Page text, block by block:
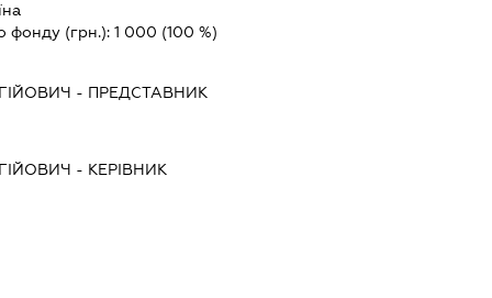
фонду (грн.): 1 000 (100 %)
- ПРЕДСТАВНИК
- КЕРІВНИК